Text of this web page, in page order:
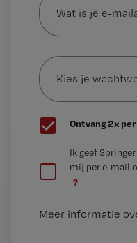
is
je
mailadres?
Kies
je
wachtwoord
G
e
t
Ontvang 2x
e
t
Ik geef
mij per e-mail
?
Meer informatie